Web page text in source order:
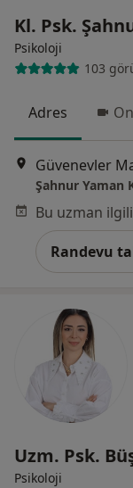
Kl. Psk.
Psikoloji
103
Adres
Şahnur Yaman
Randevu
Uzm. Psk.
Psikoloji